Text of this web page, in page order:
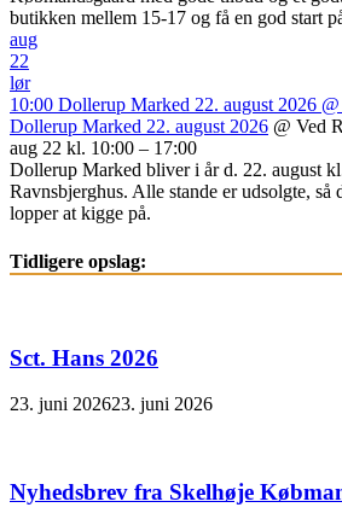
butikken mellem 15-17 og få en god start
aug
22
lør
10:00 Dollerup Marked 22. august 2026
Dollerup Marked 22. august 2026 @ Ved
aug 22 kl. 10:00 – 17:00
Dollerup Marked bliver i år d. 22. august
Ravnsbjerghus. Alle stande er udsolgte,
lopper at kigge på.
Tidligere opslag:
Sct. Hans 2026
23. juni 202623. juni 2026
Nyhedsbrev fra Skelhøje